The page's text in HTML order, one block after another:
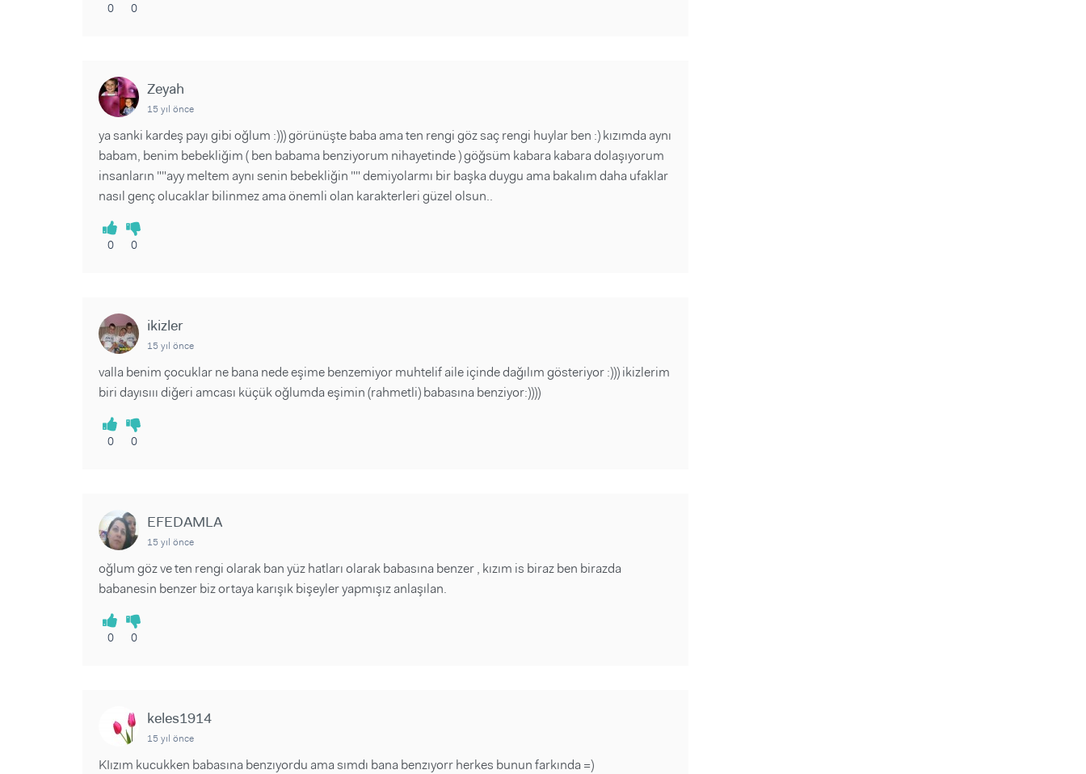
0 0
Zeyah
15 yıl önce
ya sanki kardeş payı gibi oğlum :))) görünüşte baba ama ten rengi göz saç rengi huylar ben :) kızımda aynı
babam, benim bebekliğim ( ben babama benziyorum nihayetinde ) göğsüm kabara kabara dolaşıyorum
insanların ""ayy meltem aynı senin bebekliğin "" demiyolarmı bir başka duygu ama bakalım daha ufaklar
nasıl genç olucaklar bilinmez ama önemli olan karakterleri güzel olsun..
0 0
ikizler
15 yıl önce
valla benim çocuklar ne bana nede eşime benzemiyor muhtelif aile içinde dağılım gösteriyor :))) ikizlerim
biri dayısııı diğeri amcası küçük oğlumda eşimin (rahmetli) babasına benziyor:))))
0 0
EFEDAMLA
15 yıl önce
oğlum göz ve ten rengi olarak ban yüz hatları olarak babasına benzer , kızım is biraz ben birazda
babanesin benzer biz ortaya karışık bişeyler yapmışız anlaşılan.
0 0
keles1914
15 yıl önce
KIızım kucukken babasına benzıyordu ama sımdı bana benzıyorr herkes bunun farkında =)